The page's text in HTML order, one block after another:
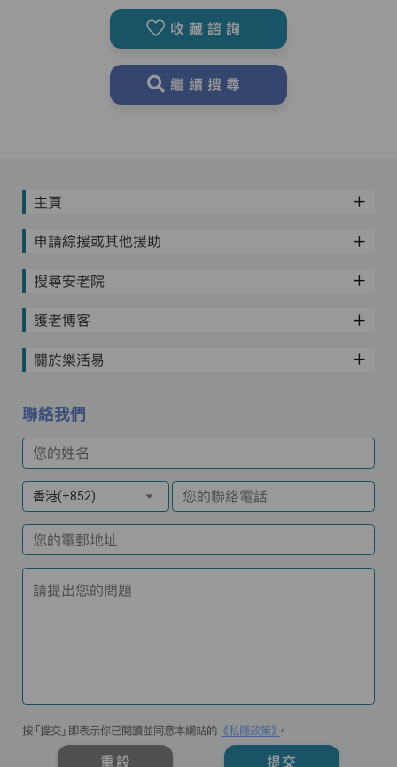
收藏諮詢
繼續搜尋
主頁
申請綜援或其他援助
搜尋安老院
護老博客
關於樂活易
聯絡我們
您的姓名
香港(+852) 您的聯絡電話
您的電郵地址
請提出您的問題
按「提交」即表示你已閱讀並同意本網站的 《私隱政策》 。
重設 提交